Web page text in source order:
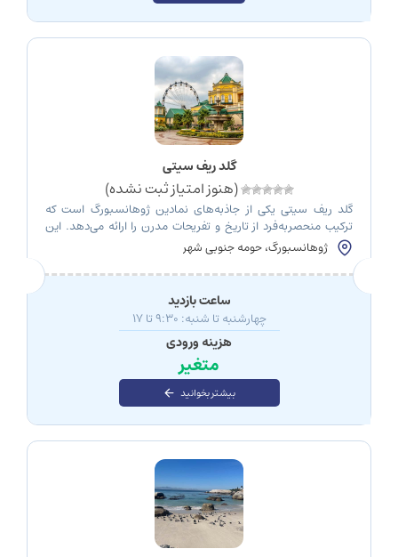
گلد ریف سیتی
(هنوز امتیاز ثبت نشده)
گلد ریف سیتی یکی از جاذبه‌های نمادین ژوهانسبورگ است که
ترکیب منحصربه‌فرد از تاریخ و تفریحات مدرن را ارائه می‌دهد. این
پارک تفریحی و مجموعه سرگرمی در حومه جنوبی ژوهانسبورگ قرار
دارد و با الهام از یک معدن طلای اصیل ساخته شده است که قدمت
آن به قرن نوزدهم می‌رسد. با توجه به ارتباط عمیق […]
ژوهانسبورگ، حومه جنوبی شهر
ساعت بازدید
چهارشنبه تا شنبه: ۹:۳۰ تا ۱۷
هزینه ورودی
متغیر
بیشتر بخوانید